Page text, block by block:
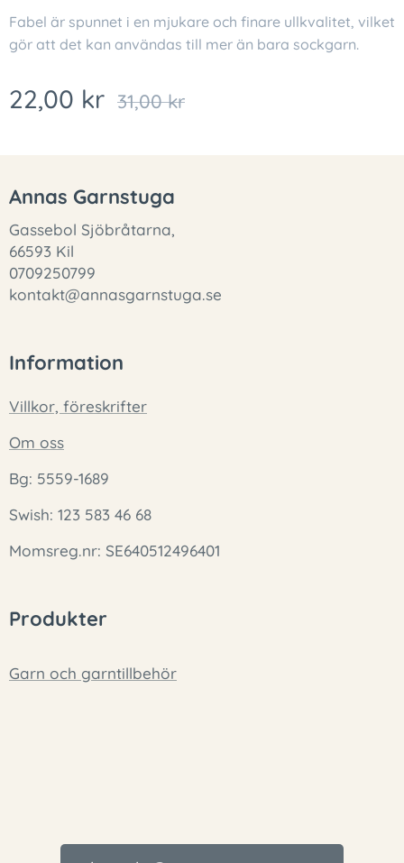
Fabel är spunnet i en mjukare och finare ullkvalitet, vilket
gör att det kan användas till mer än bara sockgarn.
22,00 kr 31,00kr
Annas Garnstuga
Gassebol Sjöbråtarna,
66593 Kil
0709250799
kontakt@annasgarnstuga.se
Information
Villkor, föreskrifter
Om oss
Bg: 5559-1689
Swish: 123 583 46 68
Momsreg.nr: SE640512496401
Produkter
Garn och garntillbehör